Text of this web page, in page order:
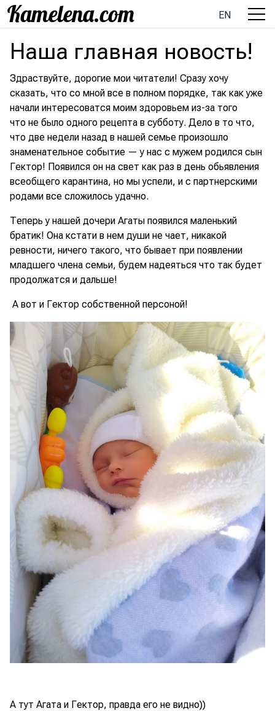
EN
Наша главная новость!
Здраствуйте, дорогие мои читатели! Сразу хочу
сказать, что со мной все в полном порядке, так как уже
начали интересоватся моим здоровьем из-за того
что не было одного рецепта в субботу. Дело в то что,
что две недели назад в нашей семье произошло
знаменательное событие — у нас с мужем родился сын
Гектор! Появился он на свет как раз в день обьявления
всеобщего карантина, но мы успели, и с партнерскими
родами все сложилось удачно.
Теперь у нашей дочери Агаты появился маленький
братик! Она кстати в нем души не чает, никакой
ревности, ничего такого, что бывает при появлении
младшего члена семьи, будем надеяться что так будет
продолжатся и дальше!
А вот и Гектор собственной персоной!
А тут Агата и Гектор, правда его не видно))